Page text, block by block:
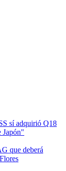
sí adquirió Q18
Japón"
que deberá